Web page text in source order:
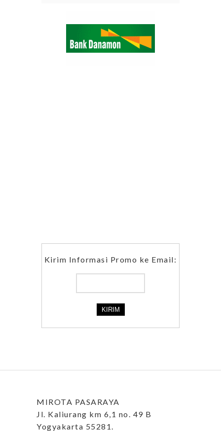
Kirim Informasi Promo ke Email:
MIROTA PASARAYA
Jl. Kaliurang km 6,1 no. 49 B
Yogyakarta 55281.